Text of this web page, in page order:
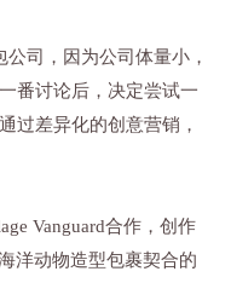
公司，因为公司体量小，
番讨论后，决定尝试一
过差异化的创意营销，
Vanguard合作，创作
洋动物造型包裹契合的